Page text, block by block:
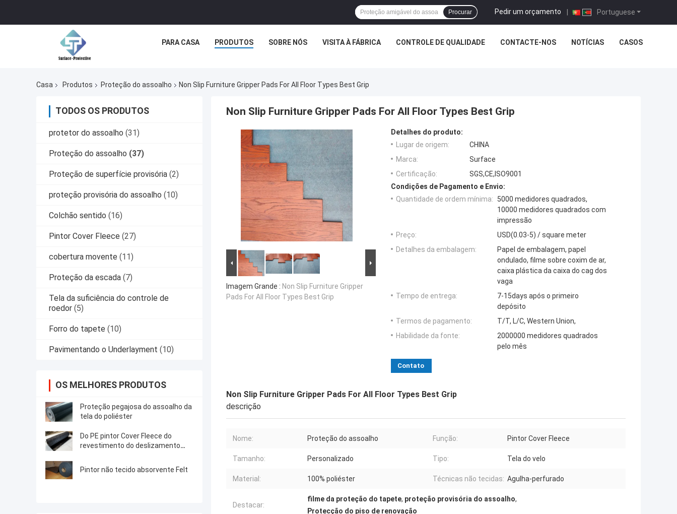
Portuguese
Pedir um orçamento |
Procurar
PARA CASA PRODUTOS SOBRE NÓS VISITA À FÁBRICA CONTROLE DE QUALIDADE CONTACTE-NOS NOTÍCIAS CASOS
Casa Produtos Proteção do assoalho Non Slip Furniture Gripper Pads For All Floor Types Best Grip
TODOS OS PRODUTOS
protetor do assoalho (31)
Proteção do assoalho (37)
Proteção de superfície provisória (2)
proteção provisória do assoalho (10)
Colchão sentido (16)
Pintor Cover Fleece (27)
cobertura movente (11)
Proteção da escada (7)
Tela da suficiência do controle de
roedor (5)
Forro do tapete (10)
Pavimentando o Underlayment (10)
OS MELHORES PRODUTOS
Proteção pegajosa do assoalho da
tela do poliéster
Do PE pintor Cover Fleece do
revestimento do deslizamento
Pintor não tecido absorvente Felt
Non Slip Furniture Gripper Pads For All Floor Types Best Grip
Imagem Grande : Non Slip Furniture Gripper
Pads For All Floor Types Best Grip
Detalhes do produto:
Lugar de origem:
CHINA
Marca:
Surface
Certificação:
SGS,CE,ISO9001
Condições de Pagamento e Envio:
Quantidade de ordem mínima:
5000 medidores quadrados,
10000 medidores quadrados com
impressão
Preço:
USD(0.03-5) / square meter
Detalhes da embalagem:
Papel de embalagem, papel
ondulado, filme sobre coxim de ar,
caixa plástica da caixa do cag dos
vaga
Tempo de entrega:
7-15days após o primeiro
depósito
Termos de pagamento:
T/T, L/C, Western Union,
Habilidade da fonte:
2000000 medidores quadrados
pelo mês
Contato
Non Slip Furniture Gripper Pads For All Floor Types Best Grip
descrição
Nome: Proteção do assoalho Função: Pintor Cover Fleece
Tamanho: Personalizado Tipo: Tela do velo
Material: 100% poliéster Técnicas não tecidas: Agulha-perfurado
Destacar:
filme da proteção do tapete, proteção provisória do assoalho,
Protecção do piso de renovação